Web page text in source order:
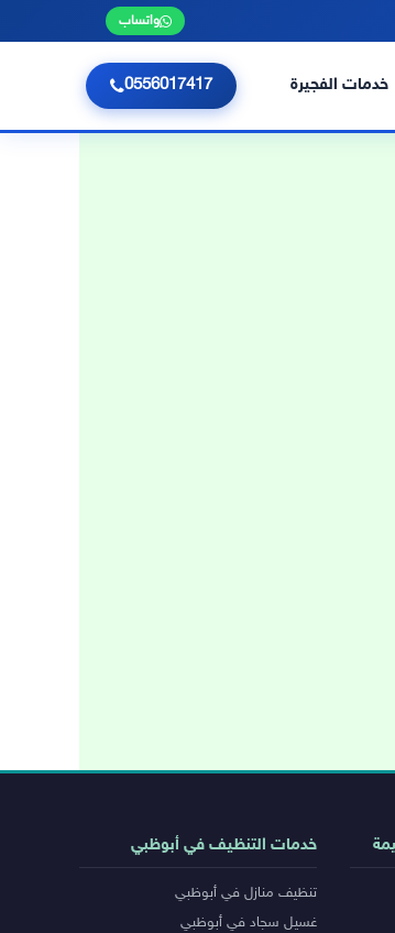
واتساب
خدمات الفجيرة 0556017417
خدمات التنظيف في أبوظبي
تنظيف منازل في أبوظبي
غسيل سجاد في أبوظبي